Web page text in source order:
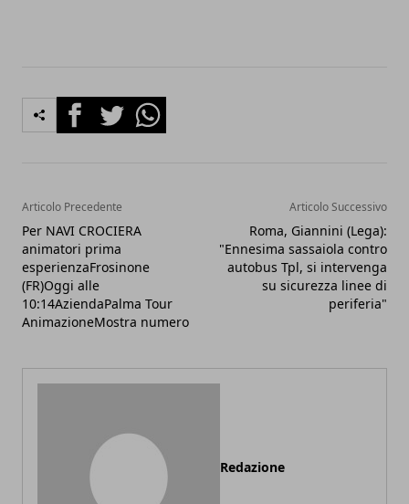
FacebookTwitterWhatsapp
Articolo Precedente
Per NAVI CROCIERA
animatori prima
esperienzaFrosinone
(FR)Oggi alle
10:14AziendaPalma Tour
AnimazioneMostra numero
Articolo Successivo
Roma, Giannini (Lega):
"Ennesima sassaiola contro
autobus Tpl, si intervenga
su sicurezza linee di
periferia"
Redazione